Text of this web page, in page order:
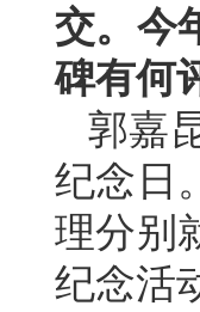
交。今
碑有何
郭嘉
纪念日
理分别
纪念活